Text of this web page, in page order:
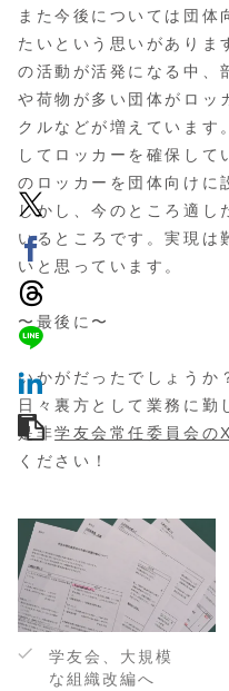
また今後については団体
たいという思いがありま
の活動が活発になる中、
や荷物が多い団体がロッ
クルなどが増えています
してロッカーを確保して
のロッカーを団体向けに
しかし、今のところ適し
いるところです。実現は
いと思っています。
〜最後に〜
いかがだったでしょうか
日々裏方として業務に勤
是非学友会常任委員会
ください！
学友会、大規模
な組織改編へ